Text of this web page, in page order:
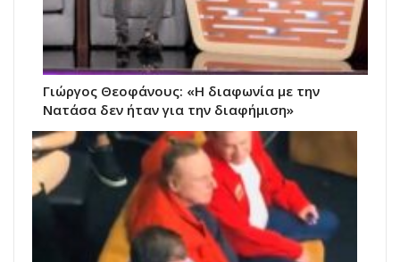
Γιώργος Θεοφάνους: «Η διαφωνία με την
Νατάσα δεν ήταν για την διαφήμιση»